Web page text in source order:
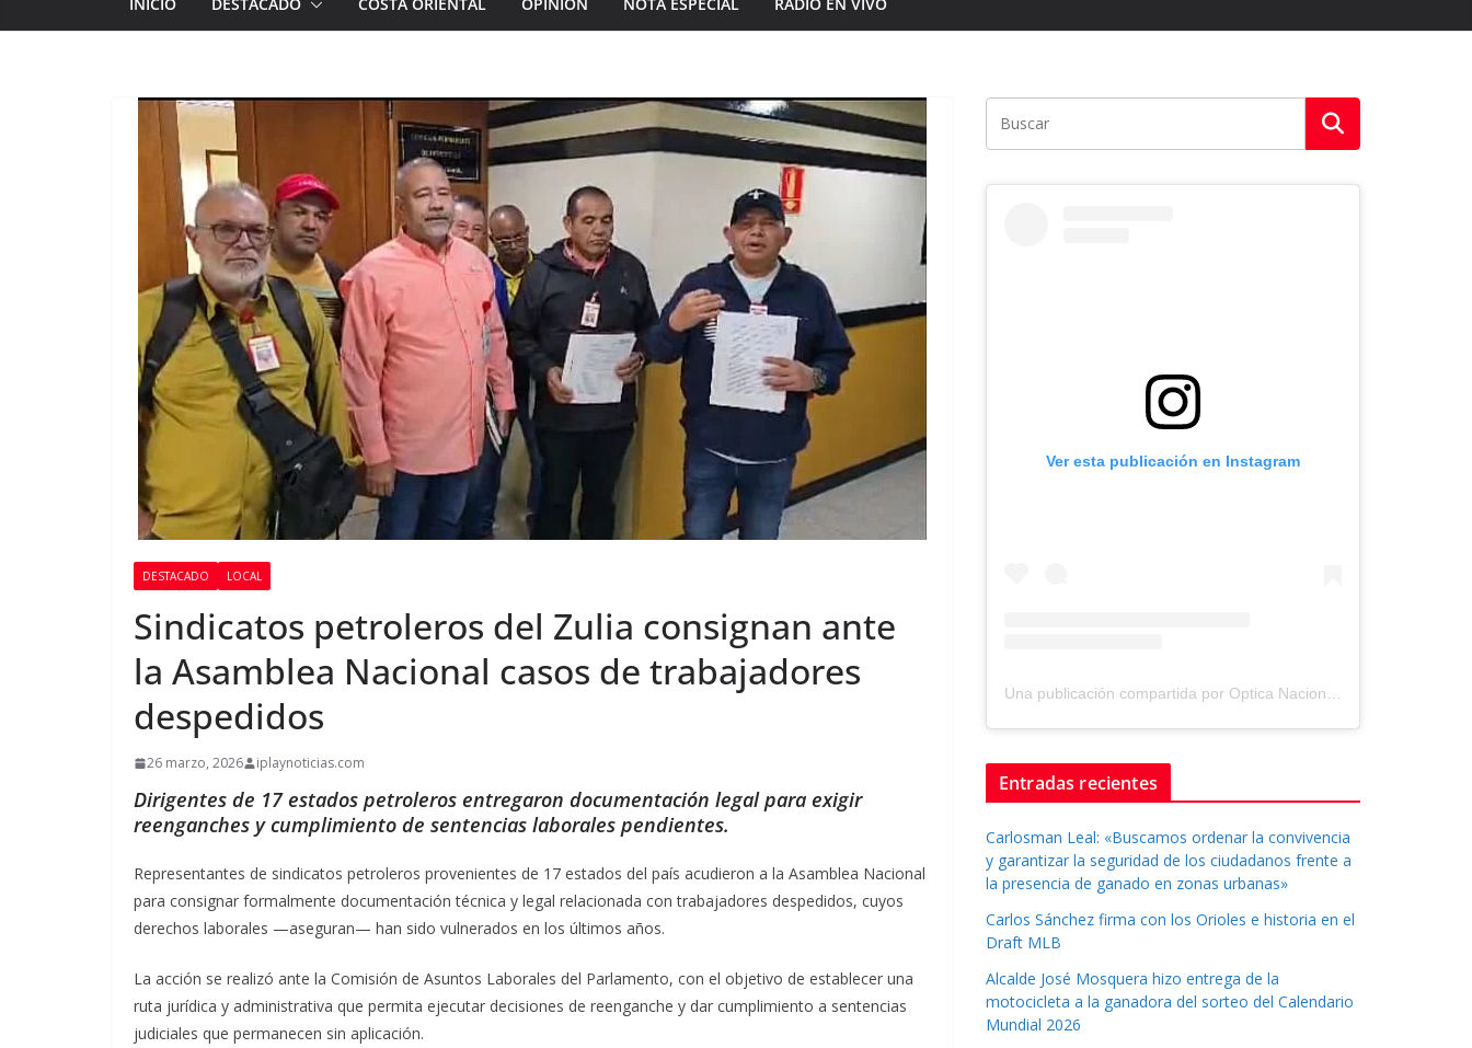
DESTACADO LOCAL
Sindicatos petroleros del Zulia consignan ante
la Asamblea Nacional casos de trabajadores
despedidos
26 marzo, 2026 iplaynoticias.com
Dirigentes de 17 estados petroleros entregaron documentación legal para exigir
reenganches y cumplimiento de sentencias laborales pendientes.
Representantes de sindicatos petroleros provenientes de 17 estados del país acudieron a la Asamblea Nacional
para consignar formalmente documentación técnica y legal relacionada con trabajadores despedidos, cuyos
derechos laborales —aseguran— han sido vulnerados en los últimos años.
La acción se realizó ante la Comisión de Asuntos Laborales del Parlamento, con el objetivo de establecer una
ruta jurídica y administrativa que permita ejecutar decisiones de reenganche y dar cumplimiento a sentencias
judiciales que permanecen sin aplicación.
Ver esta publicación en Instagram
Una publicación compartida por Optica Nacional ® (@tuopticanacional)
Entradas recientes
Carlosman Leal: «Buscamos ordenar la convivencia
y garantizar la seguridad de los ciudadanos frente a
la presencia de ganado en zonas urbanas»
Carlos Sánchez firma con los Orioles e historia en el
Draft MLB
Alcalde José Mosquera hizo entrega de la
motocicleta a la ganadora del sorteo del Calendario
Mundial 2026